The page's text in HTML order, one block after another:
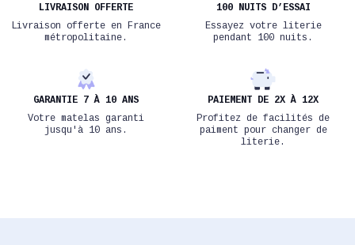
LIVRAISON OFFERTE
Livraison offerte en France
métropolitaine.
100 NUITS D’ESSAI
Essayez votre literie
pendant 100 nuits.
GARANTIE 7 À 10 ANS
Votre matelas garanti
jusqu'à 10 ans.
PAIEMENT DE 2X À 12X
Profitez de facilités de
paiment pour changer de
literie.